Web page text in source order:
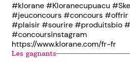
#klorane #Kloranecupuacu
#jeuconcours #concours
#plaisir #sourire #produitsbio
#concoursinstagram
https://www.klorane.com/fr-fr
Les gagnants